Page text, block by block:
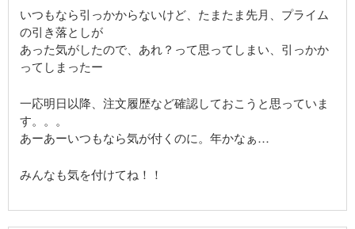
いつもなら引っかからないけど、たまたま先月、プライム
の引き落としが
あった気がしたので、あれ？って思ってしまい、引っかか
ってしまったー
一応明日以降、注文履歴など確認しておこうと思っていま
す。。。
あーあーいつもなら気が付くのに。年かなぁ…
みんなも気を付けてね！！